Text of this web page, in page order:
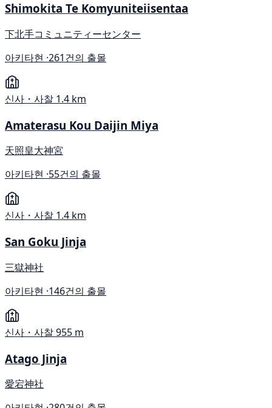
Shimokita Te Komyuniteiisentaa
下北手コミュニティーセンター
아키타현 ·261건의 출몰
신사・사찰 1.4 km
Amaterasu Kou Daijin Miya
天照皇大神宮
아키타현 ·55건의 출몰
신사・사찰 1.4 km
San Goku Jinja
三獄神社
아키타현 ·146건의 출몰
신사・사찰955 m
Atago Jinja
愛宕神社